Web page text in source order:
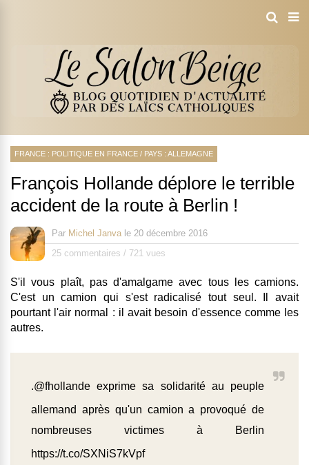
FRANCE : POLITIQUE EN FRANCE / PAYS : ALLEMAGNE
François Hollande déplore le terrible
accident de la route à Berlin !
Par Michel Janva le 20 décembre 2016
25 commentaires / 721 vues
S'il vous plaît, pas d'amalgame avec tous les camions.
C'est un camion qui s'est radicalisé tout seul. Il avait
pourtant l'air normal : il avait besoin d'essence comme les
autres.
.@fhollande exprime sa solidarité au peuple
allemand après qu'un camion a provoqué de
nombreuses victimes à Berlin
https://t.co/SXNiS7kVpf